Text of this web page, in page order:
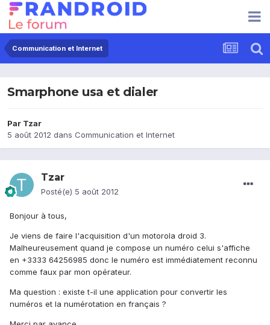
Communication et Internet
Smarphone usa et dialer
Par Tzar
5 août 2012 dans Communication et Internet
Tzar
Posté(e) 5 août 2012
Bonjour à tous,
Je viens de faire l'acquisition d'un motorola droid 3.
Malheureusement quand je compose un numéro celui s'affiche
en +3333 64256985 donc le numéro est immédiatement reconnu
comme faux par mon opérateur.
Ma question : existe t-il une application pour convertir les
numéros et la numérotation en français ?